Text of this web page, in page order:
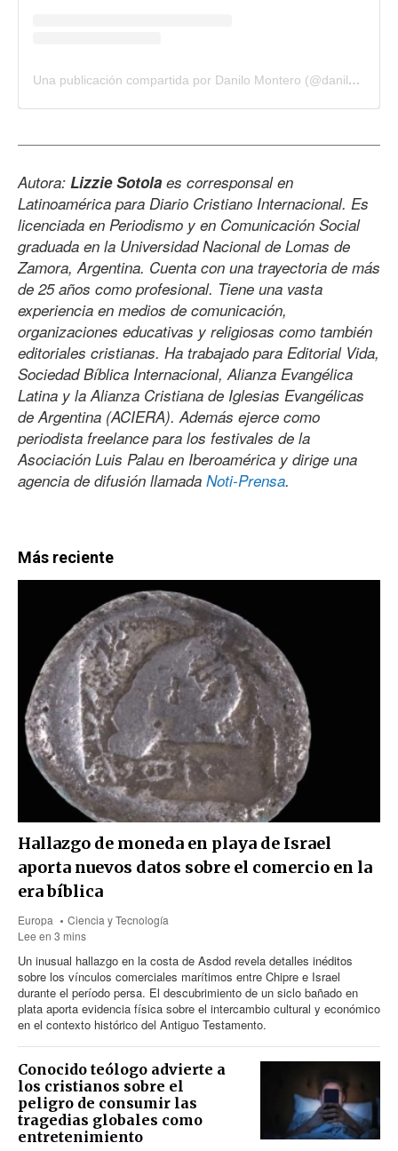
Una publicación compartida por Danilo Montero (@danilomontero1)
Autora: Lizzie Sotola es corresponsal en
Latinoamérica para Diario Cristiano Internacional. Es
licenciada en Periodismo y en Comunicación Social
graduada en la Universidad Nacional de Lomas de
Zamora, Argentina. Cuenta con una trayectoria de más
de 25 años como profesional. Tiene una vasta
experiencia en medios de comunicación,
organizaciones educativas y religiosas como también
editoriales cristianas. Ha trabajado para Editorial Vida,
Sociedad Bíblica Internacional, Alianza Evangélica
Latina y la Alianza Cristiana de Iglesias Evangélicas
de Argentina (ACIERA). Además ejerce como
periodista freelance para los festivales de la
Asociación Luis Palau en Iberoamérica y dirige una
agencia de difusión llamada Noti-Prensa.
Más reciente
Hallazgo de moneda en playa de Israel
aporta nuevos datos sobre el comercio en la
era bíblica
Europa
Ciencia y Tecnología
Lee en 3 mins
Un inusual hallazgo en la costa de Asdod revela detalles inéditos
sobre los vínculos comerciales marítimos entre Chipre e Israel
durante el período persa. El descubrimiento de un siclo bañado en
plata aporta evidencia física sobre el intercambio cultural y económico
en el contexto histórico del Antiguo Testamento.
Conocido teólogo advierte a
los cristianos sobre el
peligro de consumir las
tragedias globales como
entretenimiento